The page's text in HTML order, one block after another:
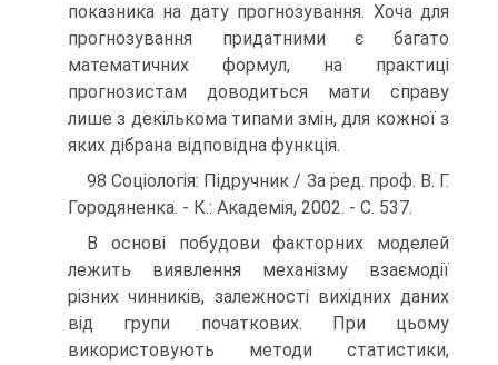
показника на дату прогнозування. Хоча для
прогнозування придатними є багато
математичних формул, на практиці
прогнозистам доводиться мати справу
лише з декількома типами змін, для кожної з
яких дібрана відповідна функція.
98 Соціологія: Підручник / За ред. проф. В. Г.
Городяненка. - К.: Академія, 2002. - С. 537.
В основі побудови факторних моделей
лежить виявлення механізму взаємодії
різних чинників, залежності вихідних даних
від групи початкових. При цьому
використовують методи статистики,